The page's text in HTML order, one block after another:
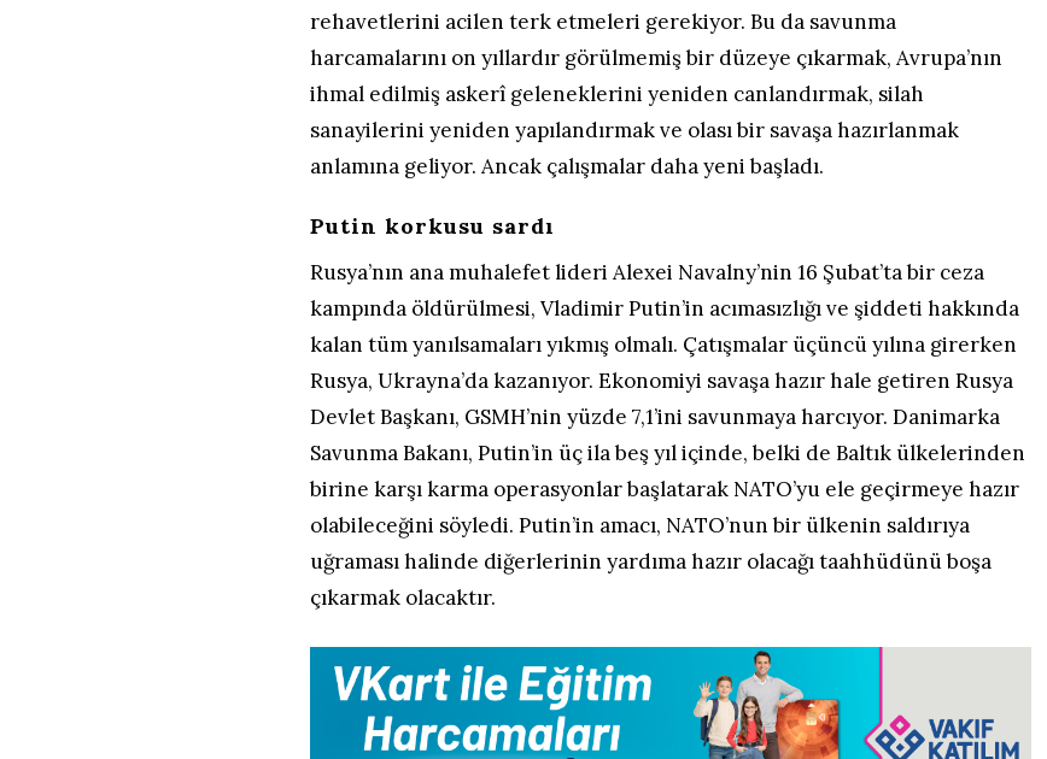
rehavetlerini acilen terk etmeleri gerekiyor. Bu da savunma
harcamalarını on yıllardır görülmemiş bir düzeye çıkarmak, Avrupa’nın
ihmal edilmiş askerî geleneklerini yeniden canlandırmak, silah
sanayilerini yeniden yapılandırmak ve olası bir savaşa hazırlanmak
anlamına geliyor. Ancak çalışmalar daha yeni başladı.
Putin korkusu sardı
Rusya’nın ana muhalefet lideri Alexei Navalny’nin 16 Şubat’ta bir ceza
kampında öldürülmesi, Vladimir Putin’in acımasızlığı ve şiddeti hakkında
kalan tüm yanılsamaları yıkmış olmalı. Çatışmalar üçüncü yılına girerken
Rusya, Ukrayna’da kazanıyor. Ekonomiyi savaşa hazır hale getiren Rusya
Devlet Başkanı, GSMH’nin yüzde 7,1’ini savunmaya harcıyor. Danimarka
Savunma Bakanı, Putin’in üç ila beş yıl içinde, belki de Baltık ülkelerinden
birine karşı karma operasyonlar başlatarak NATO’yu ele geçirmeye hazır
olabileceğini söyledi. Putin’in amacı, NATO’nun bir ülkenin saldırıya
uğraması halinde diğerlerinin yardıma hazır olacağı taahhüdünü boşa
çıkarmak olacaktır.